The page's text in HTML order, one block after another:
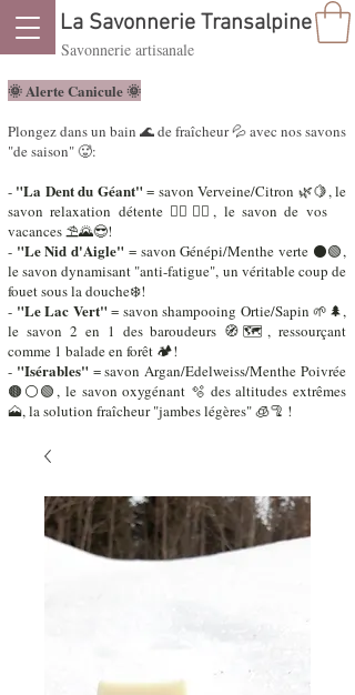
Savonnerie artisanale
La Savonnerie Transalpine
🌞 Alerte Canicule ​🌞
Plongez dans un bain 🌊 de fraîcheur 💦 avec nos savons
"de saison" 🥵:
- "La Dent du Géant" = savon Verveine/Citron 🌿🍋, le
savon relaxation détente 🧘‍♂️🧘‍♀️, le savon de vos
vacances ⛱️🌄😎!
- "Le Nid d'Aigle" = savon Génépi/Menthe verte ⚫🟢,
le savon dynamisant "anti-fatigue", un véritable coup de
fouet sous la douche❄️!
- "Le Lac Vert" = savon shampooing Ortie/Sapin 🌱🌲,
le savon 2 en 1 des baroudeurs 🧭🗺️, ressourçant
comme 1 balade en forêt 🏕️!
- "Isérables" = savon Argan/Edelweiss/Menthe Poivrée
🟤⚪🟢, le savon oxygénant 🫧 des altitudes extrêmes
🗻, la solution fraîcheur "jambes légères" 🧊🦿 !